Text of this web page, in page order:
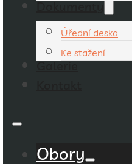
Dokumenty
Úřední deska
Ke stažení
Galerie
Obory